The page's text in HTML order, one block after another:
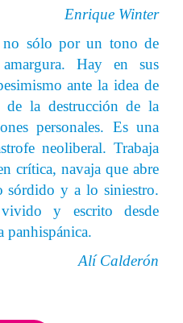
Enrique Winter
no sólo por un tono de
Hay en sus
ante la idea de
la destrucción de la
personales. Es una
neoliberal. Trabaja
crítica, navaja que abre
sórdido y a lo siniestro.
y escrito desde
panhispánica.
Alí Calderón